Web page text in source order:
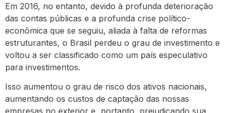
Em 2016, no entanto, devido à profunda deterioração
das contas públicas e a profunda crise político-
econômica que se seguiu, aliada à falta de reformas
estruturantes, o Brasil perdeu o grau de investimento e
voltou a ser classificado como um país especulativo
para investimentos.
Isso aumentou o grau de risco dos ativos nacionais,
aumentando os custos de captação das nossas